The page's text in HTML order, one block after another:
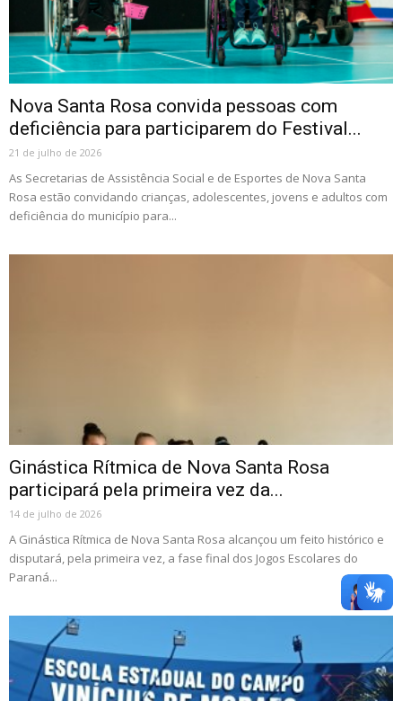
Nova Santa Rosa convida pessoas com
deficiência para participarem do Festival...
21 de julho de 2026
As Secretarias de Assistência Social e de Esportes de Nova Santa
Rosa estão convidando crianças, adolescentes, jovens e adultos com
deficiência do município para...
Ginástica Rítmica de Nova Santa Rosa
participará pela primeira vez da...
14 de julho de 2026
A Ginástica Rítmica de Nova Santa Rosa alcançou um feito histórico e
disputará, pela primeira vez, a fase final dos Jogos Escolares do
Paraná...